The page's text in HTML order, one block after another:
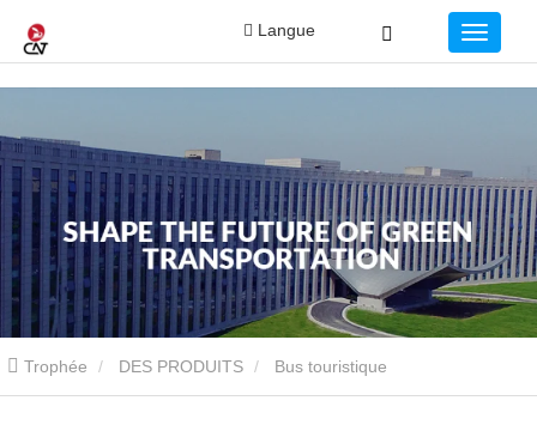
Langue
Trophée DES PRODUITS Bus touristique